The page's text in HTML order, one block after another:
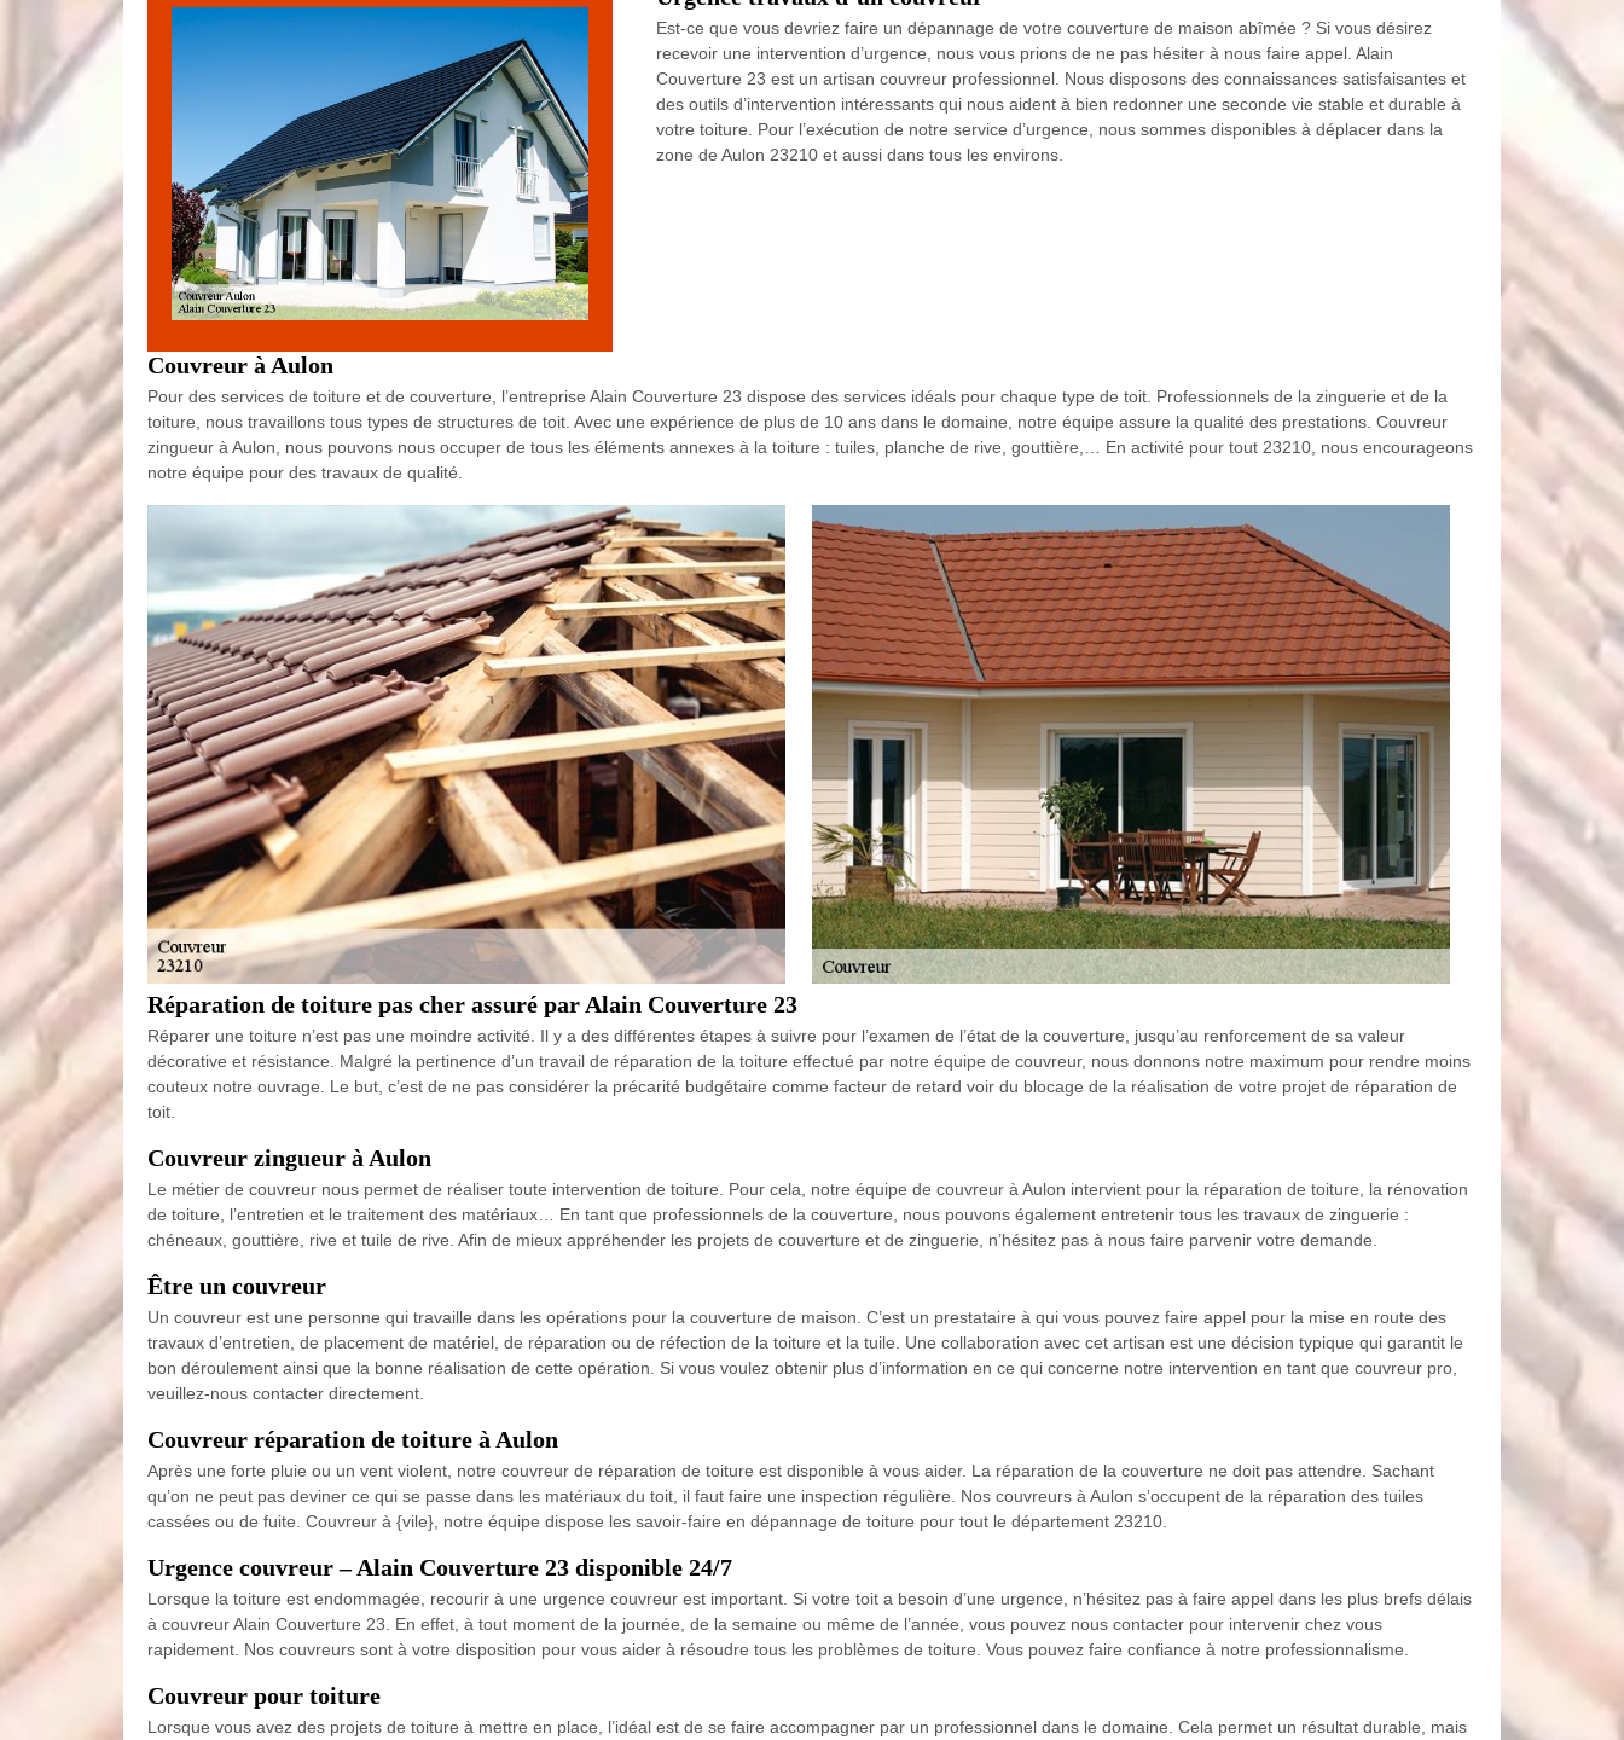
Est-ce que vous devriez faire un dépannage de votre couverture de maison abîmée ? Si vous désirez
recevoir une intervention d’urgence, nous vous prions de ne pas hésiter à nous faire appel. Alain
Couverture 23 est un artisan couvreur professionnel. Nous disposons des connaissances satisfaisantes et
des outils d’intervention intéressants qui nous aident à bien redonner une seconde vie stable et durable à
votre toiture. Pour l’exécution de notre service d’urgence, nous sommes disponibles à déplacer dans la
zone de Aulon 23210 et aussi dans tous les environs.
Couvreur à Aulon
Pour des services de toiture et de couverture, l’entreprise Alain Couverture 23 dispose des services idéals pour chaque type de toit. Professionnels de la zinguerie et de la
toiture, nous travaillons tous types de structures de toit. Avec une expérience de plus de 10 ans dans le domaine, notre équipe assure la qualité des prestations. Couvreur
zingueur à Aulon, nous pouvons nous occuper de tous les éléments annexes à la toiture : tuiles, planche de rive, gouttière,… En activité pour tout 23210, nous encourageons
notre équipe pour des travaux de qualité.
Réparation de toiture pas cher assuré par Alain Couverture 23
Réparer une toiture n’est pas une moindre activité. Il y a des différentes étapes à suivre pour l’examen de l’état de la couverture, jusqu’au renforcement de sa valeur
décorative et résistance. Malgré la pertinence d’un travail de réparation de la toiture effectué par notre équipe de couvreur, nous donnons notre maximum pour rendre moins
couteux notre ouvrage. Le but, c’est de ne pas considérer la précarité budgétaire comme facteur de retard voir du blocage de la réalisation de votre projet de réparation de
toit.
Couvreur zingueur à Aulon
Le métier de couvreur nous permet de réaliser toute intervention de toiture. Pour cela, notre équipe de couvreur à Aulon intervient pour la réparation de toiture, la rénovation
de toiture, l’entretien et le traitement des matériaux… En tant que professionnels de la couverture, nous pouvons également entretenir tous les travaux de zinguerie :
chéneaux, gouttière, rive et tuile de rive. Afin de mieux appréhender les projets de couverture et de zinguerie, n’hésitez pas à nous faire parvenir votre demande.
Être un couvreur
Un couvreur est une personne qui travaille dans les opérations pour la couverture de maison. C’est un prestataire à qui vous pouvez faire appel pour la mise en route des
travaux d’entretien, de placement de matériel, de réparation ou de réfection de la toiture et la tuile. Une collaboration avec cet artisan est une décision typique qui garantit le
bon déroulement ainsi que la bonne réalisation de cette opération. Si vous voulez obtenir plus d’information en ce qui concerne notre intervention en tant que couvreur pro,
veuillez-nous contacter directement.
Couvreur réparation de toiture à Aulon
Après une forte pluie ou un vent violent, notre couvreur de réparation de toiture est disponible à vous aider. La réparation de la couverture ne doit pas attendre. Sachant
qu’on ne peut pas deviner ce qui se passe dans les matériaux du toit, il faut faire une inspection régulière. Nos couvreurs à Aulon s’occupent de la réparation des tuiles
cassées ou de fuite. Couvreur à {vile}, notre équipe dispose les savoir-faire en dépannage de toiture pour tout le département 23210.
Urgence couvreur – Alain Couverture 23 disponible 24/7
Lorsque la toiture est endommagée, recourir à une urgence couvreur est important. Si votre toit a besoin d’une urgence, n’hésitez pas à faire appel dans les plus brefs délais
à couvreur Alain Couverture 23. En effet, à tout moment de la journée, de la semaine ou même de l’année, vous pouvez nous contacter pour intervenir chez vous
rapidement. Nos couvreurs sont à votre disposition pour vous aider à résoudre tous les problèmes de toiture. Vous pouvez faire confiance à notre professionnalisme.
Couvreur pour toiture
Lorsque vous avez des projets de toiture à mettre en place, l’idéal est de se faire accompagner par un professionnel dans le domaine. Cela permet un résultat durable, mais